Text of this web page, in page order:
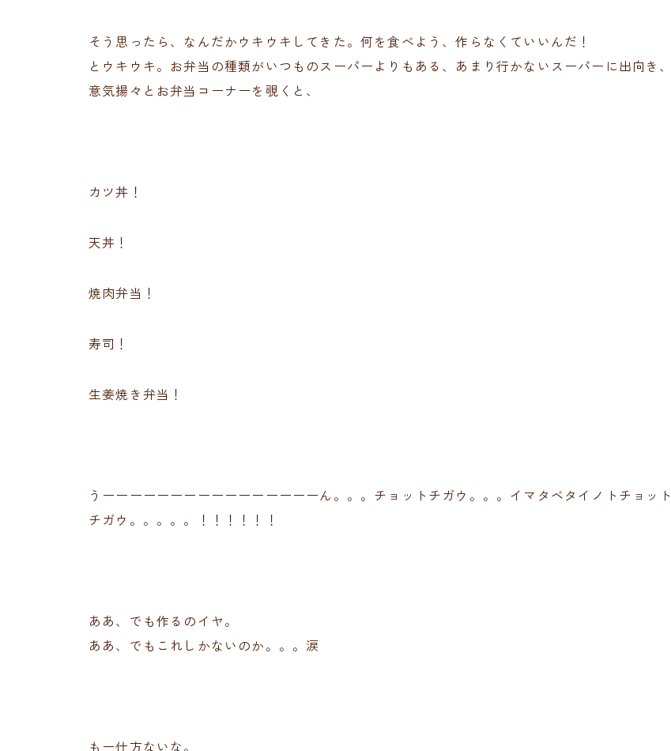
そう思ったら、なんだかウキウキしてきた。何を食べよう、作らなくていいんだ！
とウキウキ。お弁当の種類がいつものスーパーよりもある、あまり行かないスーパーに出向き、
意気揚々とお弁当コーナーを覗くと、
カツ丼！
天丼！
焼肉弁当！
寿司！
生姜焼き弁当！
うーーーーーーーーーーーーーーーーん。。。チョットチガウ。。。イマタベタイノトチョット
チガウ。。。。。！！！！！！
ああ、でも作るのイヤ。
ああ、でもこれしかないのか。。。涙
もー仕方ないな。